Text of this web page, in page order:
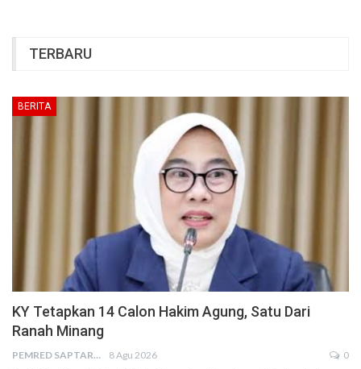
TERBARU
BERITA
KY Tetapkan 14 Calon Hakim Agung, Satu Dari
Ranah Minang
PEMRED SAPTARIUS 8 Agu 2026 0